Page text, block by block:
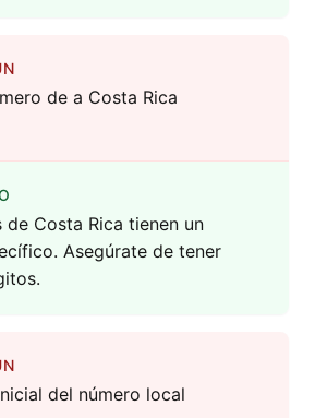
de a Costa Rica
de Costa Rica tienen un
Asegúrate de tener
del número local